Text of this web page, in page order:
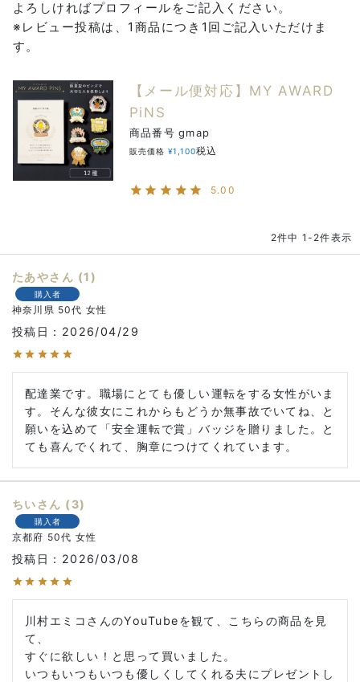
よろしければプロフィールをご記入ください。
※レビュー投稿は、1商品につき1回ご記入いただけま
す。
【メール便対応】MY AWARD
PiNS
商品番号 gmap
販売価格 ¥1,100税込
5.00
2件中 1 - 2件表示
たあや 1
購入者
神奈川県 50代 女性
投稿日 2026/04/29
配達業です。職場にとても優しい運転をする女性がいま
す。そんな彼女にこれからもどうか無事故でいてね、と
願いを込めて「安全運転で賞」バッジを贈りました。と
ても喜んでくれて、胸章につけてくれています。
ちい 3
購入者
京都府 50代 女性
投稿日 2026/03/08
川村エミコさんのYouTubeを観て、こちらの商品を見
て、
すぐに欲しい！と思って買いました。
いつもいつもいつも優しくしてくれる夫にプレゼントし